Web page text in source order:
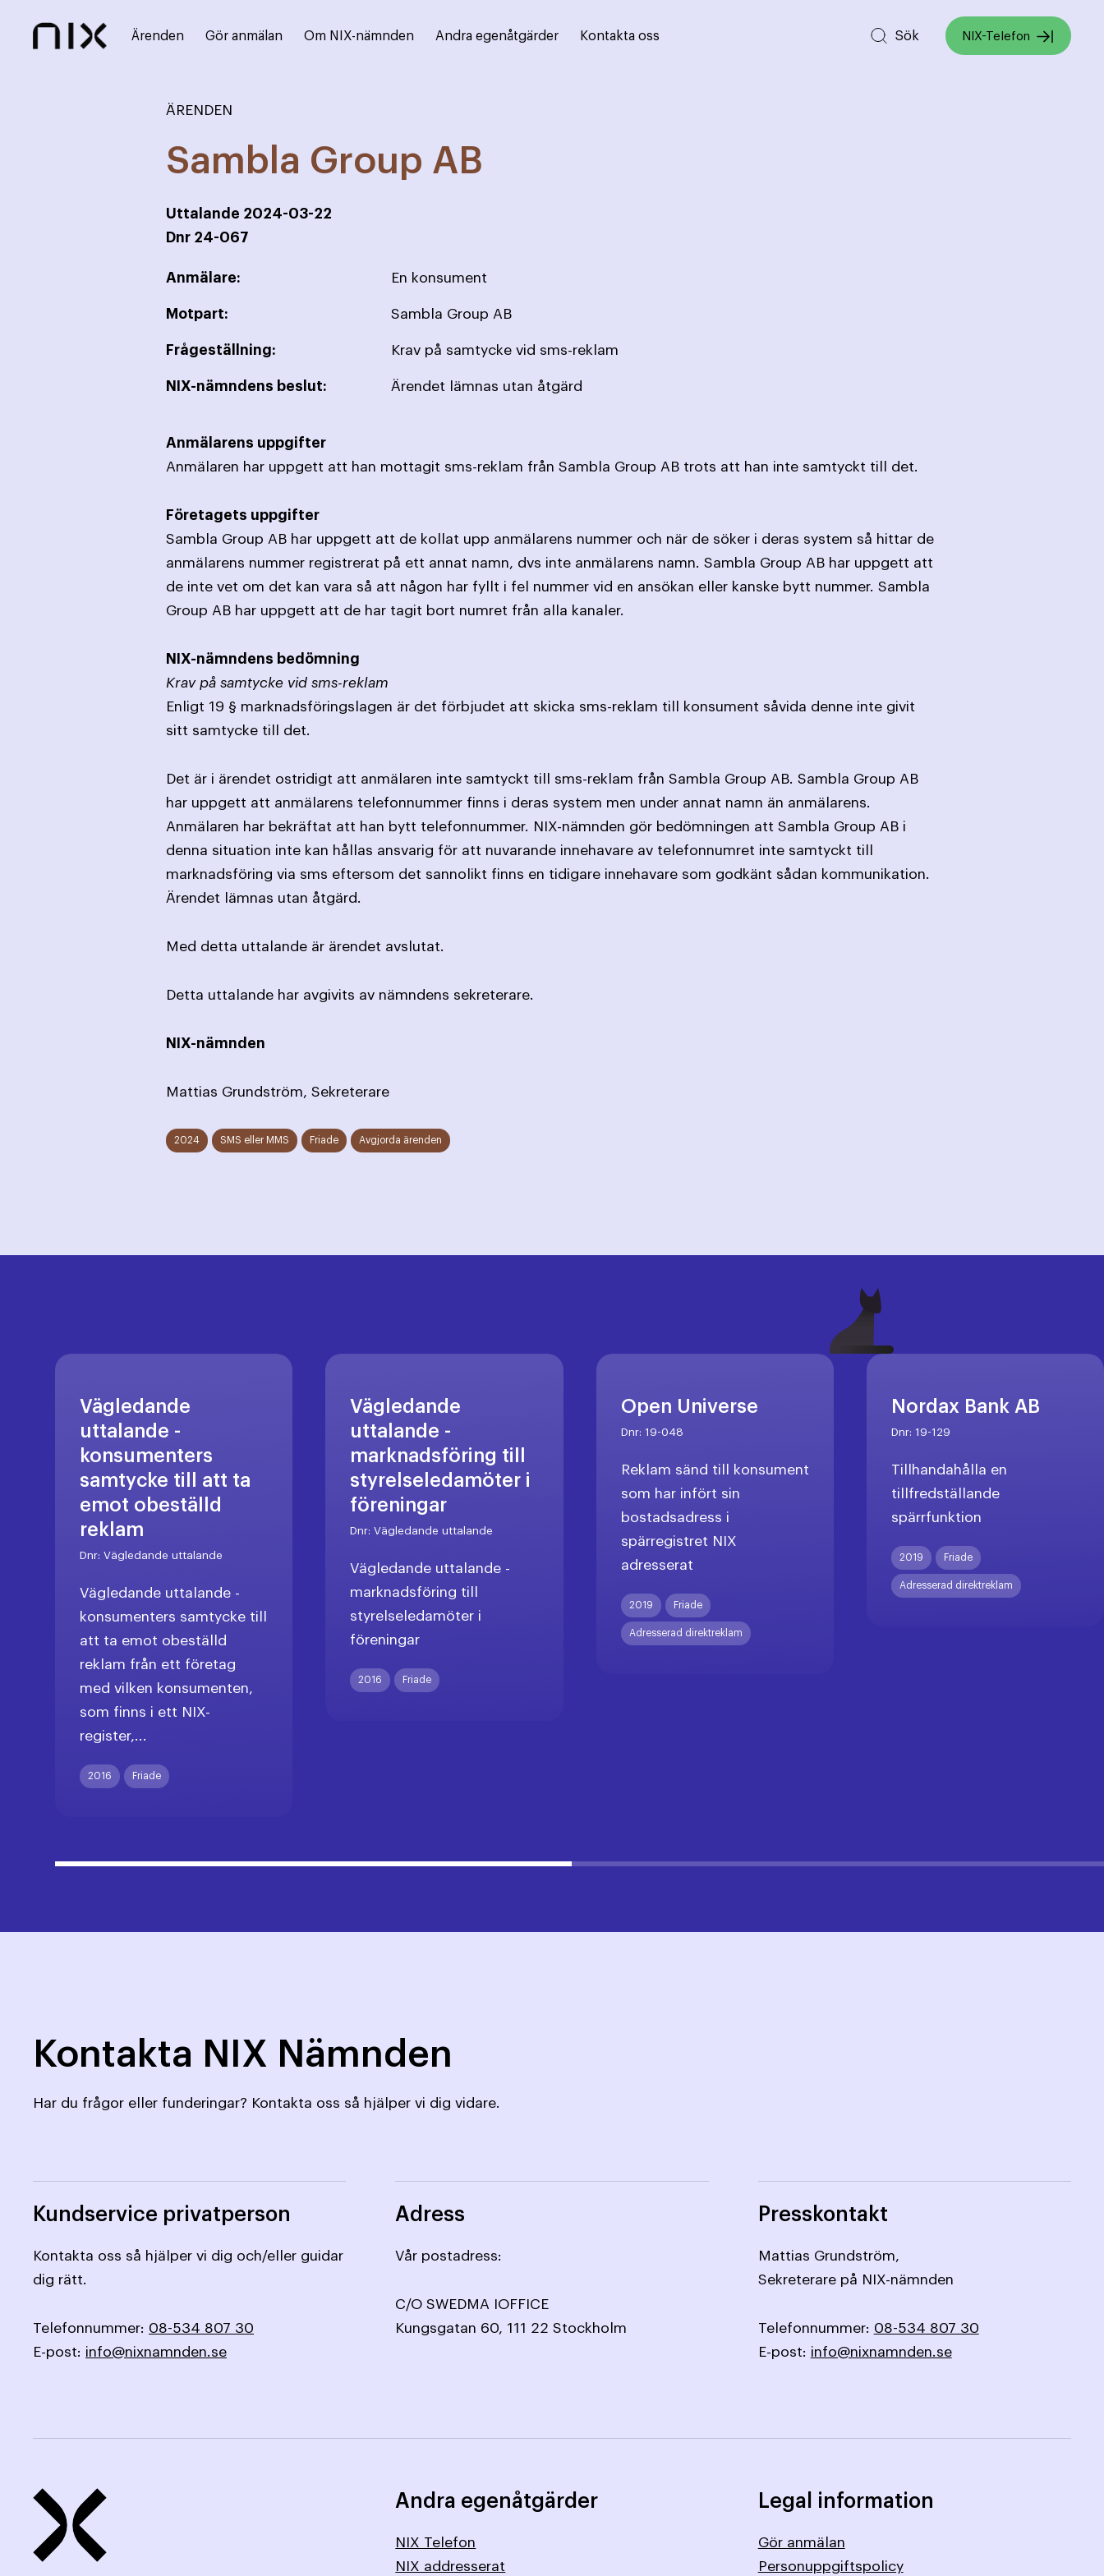
Ärenden Gör anmälan Om NIX-nämnden Andra egenåtgärder Kontakta oss Sök NIX-Telefon
ÄRENDEN
Sambla Group AB
Uttalande 2024-03-22
Dnr 24-067
Anmälare: En konsument
Motpart: Sambla Group AB
Frågeställning: Krav på samtycke vid sms-reklam
NIX-nämndens beslut: Ärendet lämnas utan åtgärd
Anmälarens uppgifter
Anmälaren har uppgett att han mottagit sms-reklam från Sambla Group AB trots att han inte samtyckt till det.
Företagets uppgifter
Sambla Group AB har uppgett att de kollat upp anmälarens nummer och när de söker i deras system så hittar de
anmälarens nummer registrerat på ett annat namn, dvs inte anmälarens namn. Sambla Group AB har uppgett att
de inte vet om det kan vara så att någon har fyllt i fel nummer vid en ansökan eller kanske bytt nummer. Sambla
Group AB har uppgett att de har tagit bort numret från alla kanaler.
NIX-nämndens bedömning
Krav på samtycke vid sms-reklam
Enligt 19 § marknadsföringslagen är det förbjudet att skicka sms-reklam till konsument såvida denne inte givit
sitt samtycke till det.
Det är i ärendet ostridigt att anmälaren inte samtyckt till sms-reklam från Sambla Group AB. Sambla Group AB
har uppgett att anmälarens telefonnummer finns i deras system men under annat namn än anmälarens.
Anmälaren har bekräftat att han bytt telefonnummer. NIX-nämnden gör bedömningen att Sambla Group AB i
denna situation inte kan hållas ansvarig för att nuvarande innehavare av telefonnumret inte samtyckt till
marknadsföring via sms eftersom det sannolikt finns en tidigare innehavare som godkänt sådan kommunikation.
Ärendet lämnas utan åtgärd.
Med detta uttalande är ärendet avslutat.
Detta uttalande har avgivits av nämndens sekreterare.
NIX-nämnden
Mattias Grundström, Sekreterare
2024 SMS eller MMS Friade Avgjorda ärenden
Vägledande
uttalande -
konsumenters
samtycke till att ta
emot obeställd
reklam
Dnr:Vägledande uttalande
Vägledande uttalande -
konsumenters samtycke till
att ta emot obeställd
reklam från ett företag
med vilken konsumenten,
som finns i ett NIX-
register,...
2016 Friade
Vägledande
uttalande -
marknadsföring till
styrelseledamöter i
föreningar
Dnr:Vägledande uttalande
Vägledande uttalande -
marknadsföring till
styrelseledamöter i
föreningar
2016 Friade
Open Universe
Dnr: 19-048
Reklam sänd till konsument
som har infört sin
bostadsadress i
spärregistret NIX
adresserat
2019 Friade
Adresserad direktreklam
Nordax Bank AB
Dnr: 19-129
Tillhandahålla en
tillfredställande
spärrfunktion
2019 Friade
Adresserad direktreklam
Kontakta NIX Nämnden
Har du frågor eller funderingar? Kontakta oss så hjälper vi dig vidare.
Kundservice privatperson
Kontakta oss så hjälper vi dig och/eller guidar
dig rätt.
Telefonnummer: 08-534 807 30
E-post: info@nixnamnden.se
Adress
Vår postadress:
C/O SWEDMA IOFFICE
Kungsgatan 60, 111 22 Stockholm
Presskontakt
Mattias Grundström,
Sekreterare på NIX-nämnden
Telefonnummer: 08-534 807 30
E-post: info@nixnamnden.se
Andra egenåtgärder
NIX Telefon
NIX addresserat
Legal information
Gör anmälan
Personuppgiftspolicy